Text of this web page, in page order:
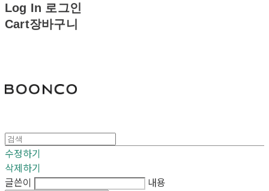
Log In 로그인
Cart장바구니
수정하기
삭제하기
글쓴이
내용